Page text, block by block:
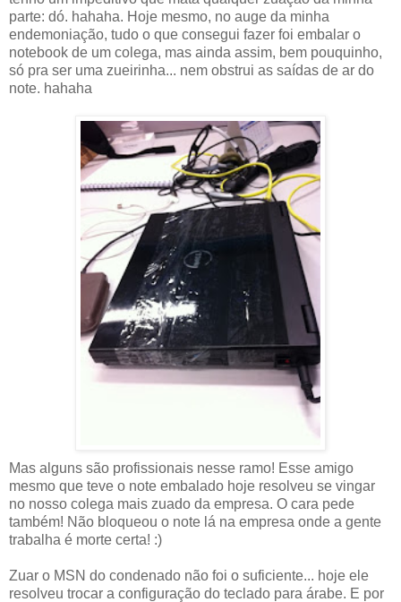
parte: dó. hahaha. Hoje mesmo, no auge da minha
endemoniação, tudo o que consegui fazer foi embalar o
notebook de um colega, mas ainda assim, bem pouquinho,
só pra ser uma zueirinha... nem obstrui as saídas de ar do
note. hahaha
Mas alguns são profissionais nesse ramo! Esse amigo
mesmo que teve o note embalado hoje resolveu se vingar
no nosso colega mais zuado da empresa. O cara pede
também! Não bloqueou o note lá na empresa onde a gente
trabalha é morte certa! :)
Zuar o MSN do condenado não foi o suficiente... hoje ele
resolveu trocar a configuração do teclado para árabe. E por